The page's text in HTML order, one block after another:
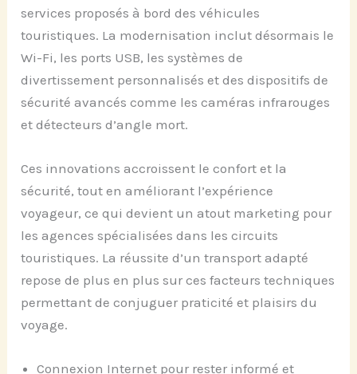
services proposés à bord des véhicules
touristiques. La modernisation inclut désormais le
Wi-Fi, les ports USB, les systèmes de
divertissement personnalisés et des dispositifs de
sécurité avancés comme les caméras infrarouges
et détecteurs d’angle mort.
Ces innovations accroissent le confort et la
sécurité, tout en améliorant l’expérience
voyageur, ce qui devient un atout marketing pour
les agences spécialisées dans les circuits
touristiques. La réussite d’un transport adapté
repose de plus en plus sur ces facteurs techniques
permettant de conjuguer praticité et plaisirs du
voyage.
Connexion Internet pour rester informé et